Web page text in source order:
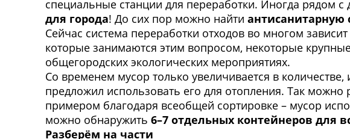
специальные станции для переработки. Иногда рядом
для города! До сих пор можно найти антисанитарную
Сейчас система переработки отходов во многом
которые занимаются этим вопросом, некоторые
общегородских экологических мероприятиях.
Со временем мусор только увеличивается в
предложил использовать его для отопления. Так
примером благодаря всеобщей сортировке – мусор
можно обнаружить 6–7 отдельных контейнеров для
Разберём на части